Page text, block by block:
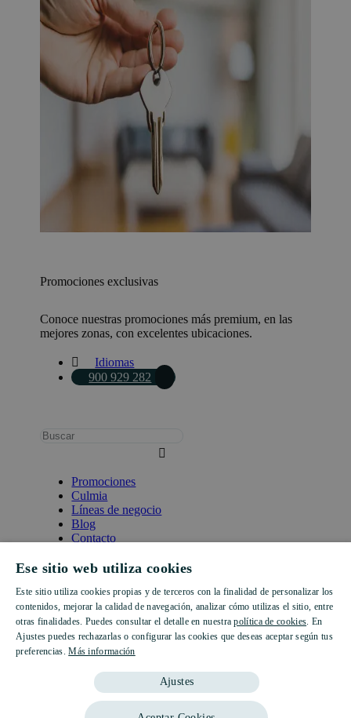
CULMIA
CULMIA
Promociones exclusivas
Conoce nuestras promociones más premium, en las
mejores zonas, con excelentes ubicaciones.
Idiomas
900 929 282
Busca:
Promociones
Culmia
Líneas de negocio
Blog
Contacto
Idiomas
900 929 282
Queremos ayudarte
SPANISH
ENGLISH
Ese sitio web utiliza cookies
Este sitio utiliza cookies propias y de terceros con la finalidad de personalizar los
contenidos, mejorar la calidad de navegación, analizar cómo utilizas el sitio, entre
otras finalidades. Puedes consultar el detalle en nuestrapolítica de cookies. En
Ajustes puedes rechazarlas o configurar las cookies que deseas aceptar según tus
preferencias. Más información
Ajustes